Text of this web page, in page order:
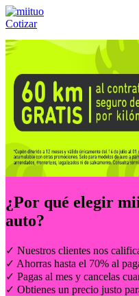
Cotizar
Llámanos al:(55) 84-21-05-00
¿Por qué elegir
auto?
✓ Nuestros clientes nos
✓ Ahorras hasta el 70% al
✓ Pagas al mes y cancelas
✓ Obtienes un precio justo